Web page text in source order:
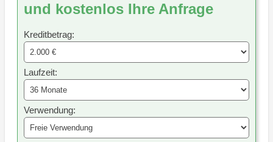
und kostenlos Ihre Anfrage
Kreditbetrag:
Laufzeit:
Verwendung: